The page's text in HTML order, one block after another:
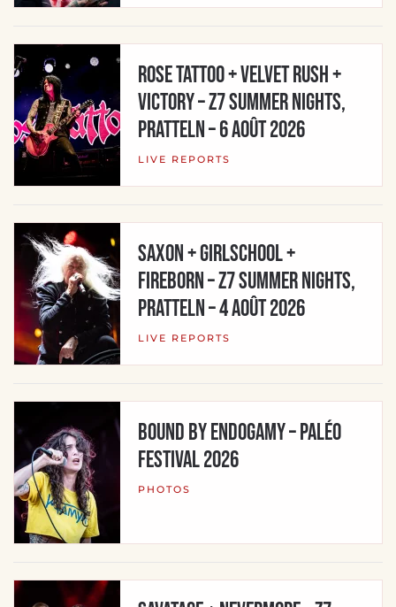
ROSE TATTOO + VELVET RUSH +
VICTORY – Z7 Summer Nights,
Pratteln – 6 août 2026
LIVE REPORTS
SAXON + GIRLSCHOOL +
FIREBORN – Z7 Summer Nights,
Pratteln – 4 août 2026
LIVE REPORTS
BOUND BY ENDOGAMY – Paléo
Festival 2026
PHOTOS